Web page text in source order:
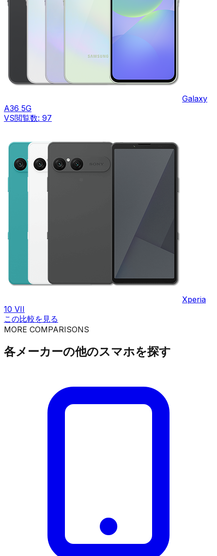
Galaxy
A36 5G
VS閲覧数: 97
Xperia
10 VII
この比較を見る
MORE COMPARISONS
各メーカーの他のスマホを探す